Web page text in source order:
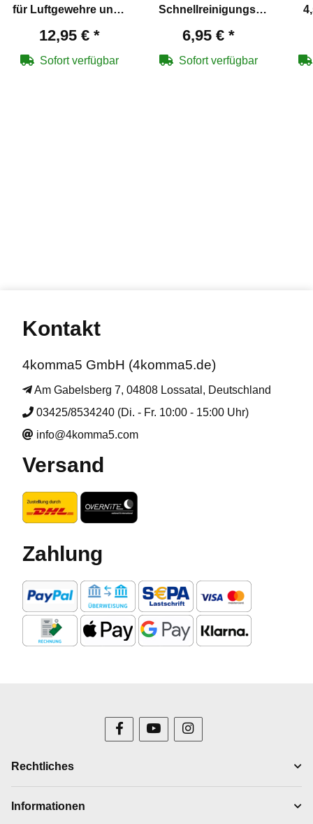
für Luftgewehre und -
12,95 € *
Sofort verfügbar
Schnellreinigungs-
Luftgewehre und
Pistolen 4,5
6,95 € *
Sofort verfügbar
Kontakt
4komma5 GmbH (4komma5.de)
Am Gabelsberg 7, 04808 Lossatal, Deutschland
03425/8534240 (Di. - Fr. 10:00 - 15:00 Uhr)
info@4komma5.com
Versand
Zahlung
Rechtliches
Informationen